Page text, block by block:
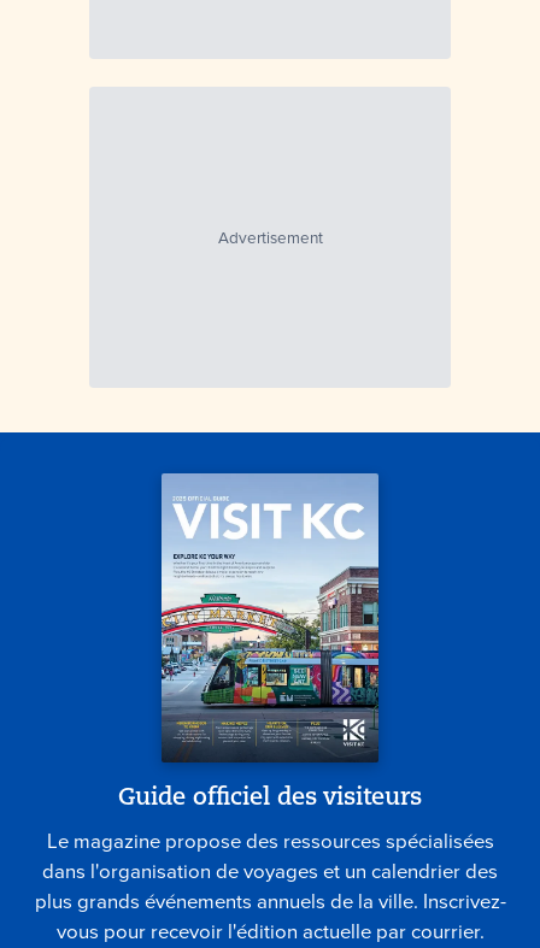
Guide officiel des visiteurs
Le magazine propose des ressources spécialisées
dans l'organisation de voyages et un calendrier des
plus grands événements annuels de la ville. Inscrivez-
vous pour recevoir l'édition actuelle par courrier.